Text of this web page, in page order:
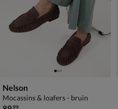
Nelson
Mocassins & loafers - bruin
99